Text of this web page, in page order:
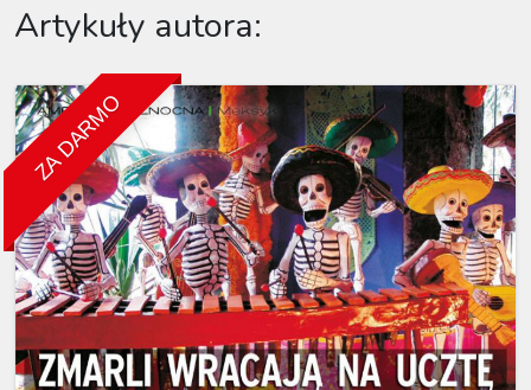
Artykuły autora:
ZA DARMO